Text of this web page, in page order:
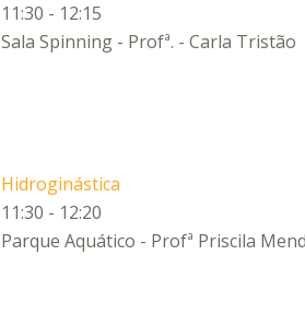
11:30 - 12:15
Sala Spinning - Profª. - Carla Tristão
Hidroginástica
11:30 - 12:20
Parque Aquático - Profª Priscila